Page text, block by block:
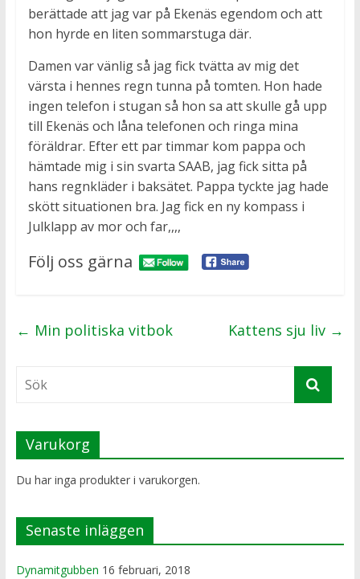
berättade att jag var på Ekenäs egendom och att
hon hyrde en liten sommarstuga där.
Damen var vänlig så jag fick tvätta av mig det
värsta i hennes regn tunna på tomten. Hon hade
ingen telefon i stugan så hon sa att skulle gå upp
till Ekenäs och låna telefonen och ringa mina
föräldrar. Efter ett par timmar kom pappa och
hämtade mig i sin svarta SAAB, jag fick sitta på
hans regnkläder i baksätet. Pappa tyckte jag hade
skött situationen bra. Jag fick en ny kompass i
Julklapp av mor och far,,,,
Följ oss gärna
← Min politiska vitbok Kattens sju liv →
Varukorg
Du har inga produkter i varukorgen.
Senaste inläggen
Dynamitgubben 16 februari, 2018